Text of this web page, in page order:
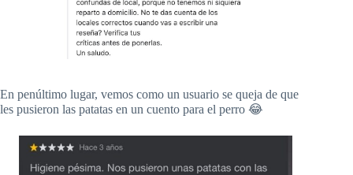
En penúltimo lugar, vemos como un usuario se queja de que
les pusieron las patatas en un cuento para el perro 😂